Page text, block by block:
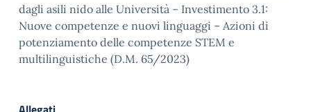
dagli asili nido alle Università – Investimento 3.1:
Nuove competenze e nuovi linguaggi – Azioni di
potenziamento delle competenze STEM e
multilinguistiche (D.M. 65/2023)